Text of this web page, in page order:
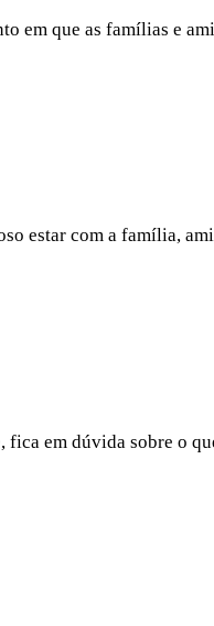
em que as famílias e
estar com a família,
fica em dúvida sobre o